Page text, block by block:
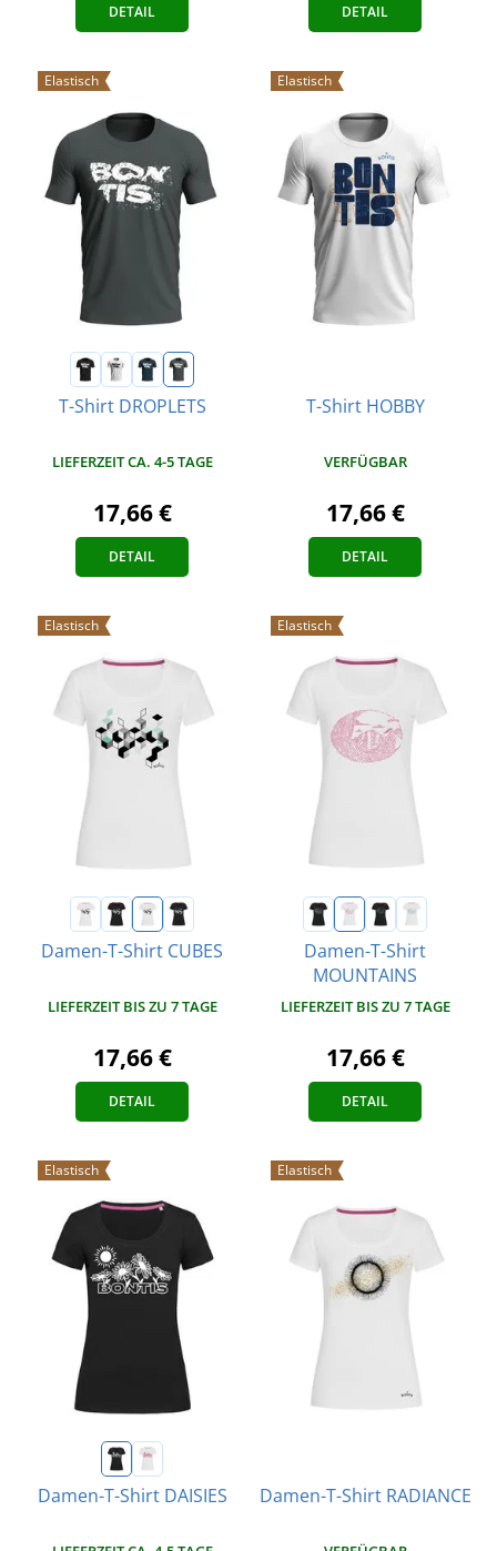
DETAIL DETAIL
Elastisch
T-Shirt DROPLETS
LIEFERZEIT CA. 4-5 TAGE
17,66 €
DETAIL
Elastisch
T-Shirt HOBBY
VERFÜGBAR
17,66 €
DETAIL
Elastisch
Damen-T-Shirt CUBES
LIEFERZEIT BIS ZU 7 TAGE
17,66 €
DETAIL
Elastisch
Damen-T-Shirt
MOUNTAINS
LIEFERZEIT BIS ZU 7 TAGE
17,66 €
DETAIL
Elastisch
Damen-T-Shirt DAISIES
Elastisch
Damen-T-Shirt RADIANCE